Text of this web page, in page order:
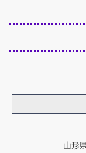
山形